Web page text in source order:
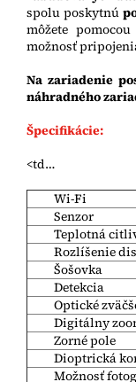
spolu poskytnú
môžete
možnosť
Na zariadenie
náhradného
Špecifikácie:
<td…
Wi-Fi
Senzor
Teplotná
Rozlíšenie
Šošovka
Detekcia
Optické
Digitálny
Zorné pole
Dioptrická
Možnosť